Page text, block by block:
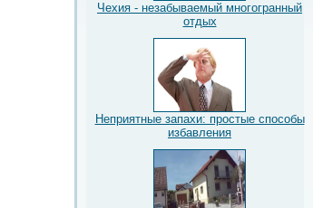
Чехия - незабываемый многогранный
отдых
Неприятные запахи: простые способы
избавления